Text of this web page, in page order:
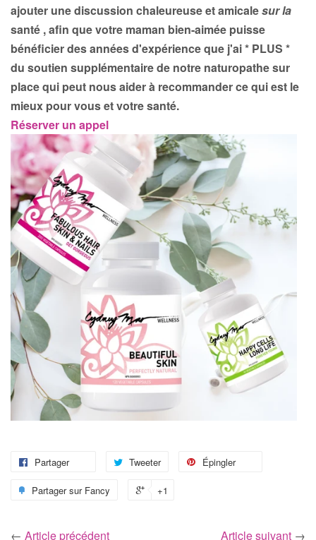
ajouter une discussion chaleureuse et amicalesur la
santé , afin que votre maman bien-aimée puisse
bénéficier des années d'expérience que j'ai * PLUS *
du soutien supplémentaire de notre naturopathe sur
place qui peut nous aider à recommander ce qui est le
mieux pour vous et votre santé.
Réserver un appel
Partager Tweeter Épingler
Partager sur Fancy +1
← Article précédent Article suivant →